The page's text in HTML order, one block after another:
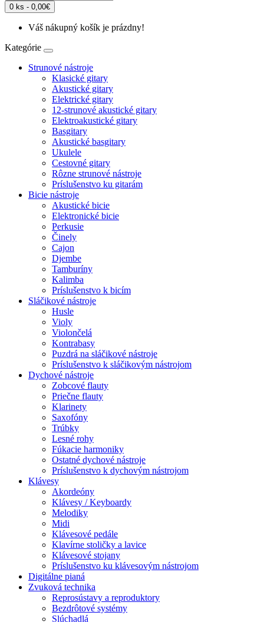
0 ks - 0,00€
Váš nákupný košík je prázdny!
Kategórie
Strunové nástroje
Klasické gitary
Akustické gitary
Elektrické gitary
12-strunové akustické gitary
Elektroakustické gitary
Basgitary
Akustické basgitary
Ukulele
Cestovné gitary
Rôzne strunové nástroje
Príslušenstvo ku gitarám
Bicie nástroje
Akustické bicie
Elektronické bicie
Perkusie
Činely
Cajon
Djembe
Tamburíny
Kalimba
Príslušenstvo k bicím
Sláčikové nástroje
Husle
Violy
Violončelá
Kontrabasy
Puzdrá na sláčikové nástroje
Príslušenstvo k sláčikovým nástrojom
Dychové nástroje
Zobcové flauty
Priečne flauty
Klarinety
Saxofóny
Trúbky
Lesné rohy
Fúkacie harmoniky
Ostatné dychové nástroje
Príslušenstvo k dychovým nástrojom
Klávesy
Akordeóny
Klávesy / Keyboardy
Melodiky
Midi
Klávesové pedále
Klavírne stoličky a lavice
Klávesové stojany
Príslušenstvo ku klávesovým nástrojom
Digitálne pianá
Zvuková technika
Reprosústavy a reproduktory
Bezdrôtové systémy
Slúchadlá